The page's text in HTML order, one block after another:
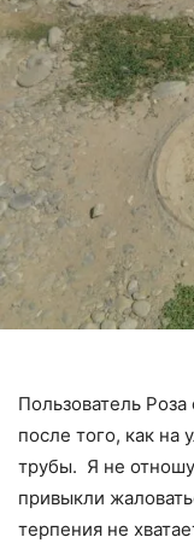
Пользователь
после того, как на
трубы. Я не
привыкли
терпения не